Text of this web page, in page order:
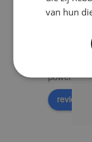
Company
4.9
Based on
powered
review us
van hun